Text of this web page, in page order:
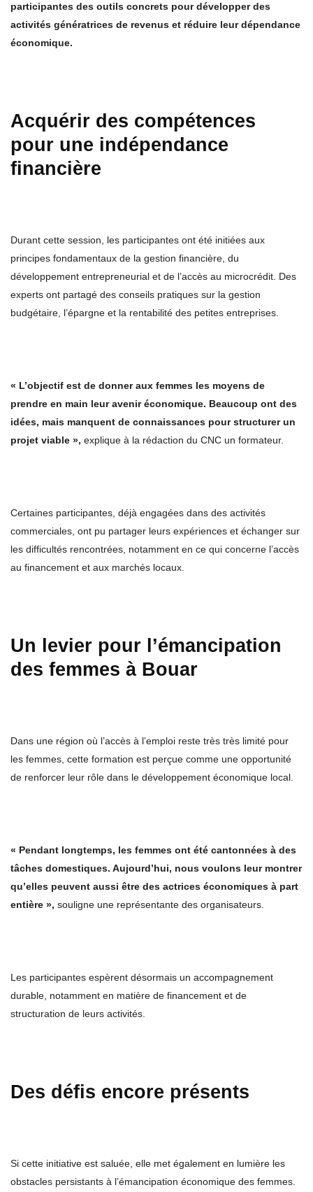
participantes des outils concrets pour développer des
activités génératrices de revenus et réduire leur dépendance
économique.
Acquérir des compétences
pour une indépendance
financière
Durant cette session, les participantes ont été initiées aux
principes fondamentaux de la gestion financière, du
développement entrepreneurial et de l’accès au microcrédit. Des
experts ont partagé des conseils pratiques sur la gestion
budgétaire, l’épargne et la rentabilité des petites entreprises.
« L’objectif est de donner aux femmes les moyens de
prendre en main leur avenir économique. Beaucoup ont des
idées, mais manquent de connaissances pour structurer un
projet viable », explique à la rédaction du CNC un formateur.
Certaines participantes, déjà engagées dans des activités
commerciales, ont pu partager leurs expériences et échanger sur
les difficultés rencontrées, notamment en ce qui concerne l’accès
au financement et aux marchés locaux.
Un levier pour l’émancipation
des femmes à Bouar
Dans une région où l’accès à l’emploi reste très très limité pour
les femmes, cette formation est perçue comme une opportunité
de renforcer leur rôle dans le développement économique local.
« Pendant longtemps, les femmes ont été cantonnées à des
tâches domestiques. Aujourd’hui, nous voulons leur montrer
qu’elles peuvent aussi être des actrices économiques à part
entière », souligne une représentante des organisateurs.
Les participantes espèrent désormais un accompagnement
durable, notamment en matière de financement et de
structuration de leurs activités.
Des défis encore présents
Si cette initiative est saluée, elle met également en lumière les
obstacles persistants à l’émancipation économique des femmes.